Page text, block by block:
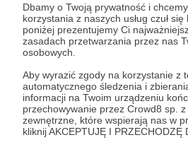
Dbamy o Twoją prywatność i
korzystania z naszych usług czuł
poniżej prezentujemy Ci
zasadach przetwarzania przez nas
osobowych.
Aby wyrazić zgody na korzystanie z
automatycznego śledzenia i
informacji na Twoim urządzeniu
przechowywanie przez Crowd8 sp.
zewnętrzne, które wspierają nas w
kliknij AKCEPTUJĘ I PRZECHODZĘ
W tym miejscu powinna
treść
Aby zobaczyć treść musisz
polityki